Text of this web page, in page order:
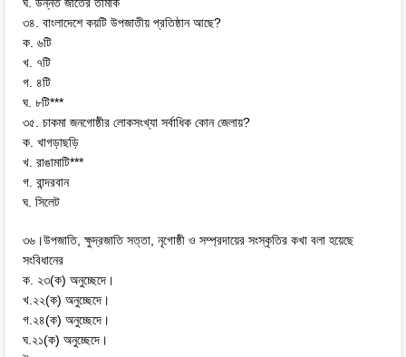
৩৪. বাংলাদেশে কয়টি উপজাতীয় প্রতিষ্ঠান আছে?
ক. ৬টি
খ. ৭টি
গ. ৪টি
ঘ. ৮টি***
৩৫. চাকমা জনগোষ্ঠীর লোকসংখ্যা সর্বাধিক কোন জেলায়?
ক. খাগড়াছড়ি
খ. রাঙামাটি***
গ. বান্দরবান
ঘ. সিলেট
৩৬।উপজাতি, ক্ষুদ্রজাতি সত্তা, নৃগোষ্ঠী ও সম্প্রদায়ের সংস্কৃতির কখা বলা হয়েছে
সংবিধানের
ক. ২৩(ক) অনুচ্ছেদে।
খ.২২(ক) অনুচ্ছেদে।
গ.২৪(ক) অনুচ্ছেদে।
ঘ.২১(ক) অনুচ্ছেদে।